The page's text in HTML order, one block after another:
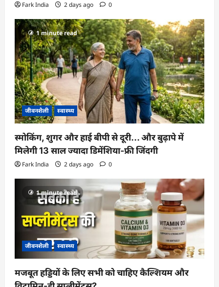
Fark India 2 days ago 0
1 minute read
जीवनशैली स्वास्थ्य
स्मोकिंग, शुगर और हाई बीपी से दूरी… और बुढ़ापे में
मिलेगी 13 साल ज्यादा डिमेंशिया-फ्री जिंदगी
Fark India 2 days ago 0
1 minute read
जीवनशैली स्वास्थ्य
मजबूत हड्डियों के लिए सभी को चाहिए कैल्शियम और